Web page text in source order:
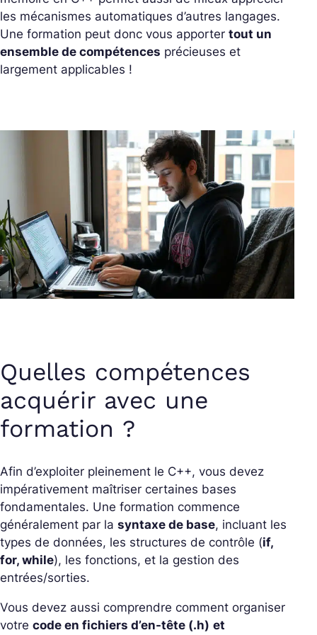
les mécanismes automatiques d’autres langages.
Une formation peut donc vous apporter tout un
ensemble de compétences précieuses et
largement applicables !
Quelles compétences
acquérir avec une
formation ?
Afin d’exploiter pleinement le C++, vous devez
impérativement maîtriser certaines bases
fondamentales. Une formation commence
généralement par la syntaxe de base, incluant les
types de données, les structures de contrôle (if,
for, while), les fonctions, et la gestion des
entrées/sorties.
Vous devez aussi comprendre comment organiser
votre code en fichiers d’en-tête (.h) et